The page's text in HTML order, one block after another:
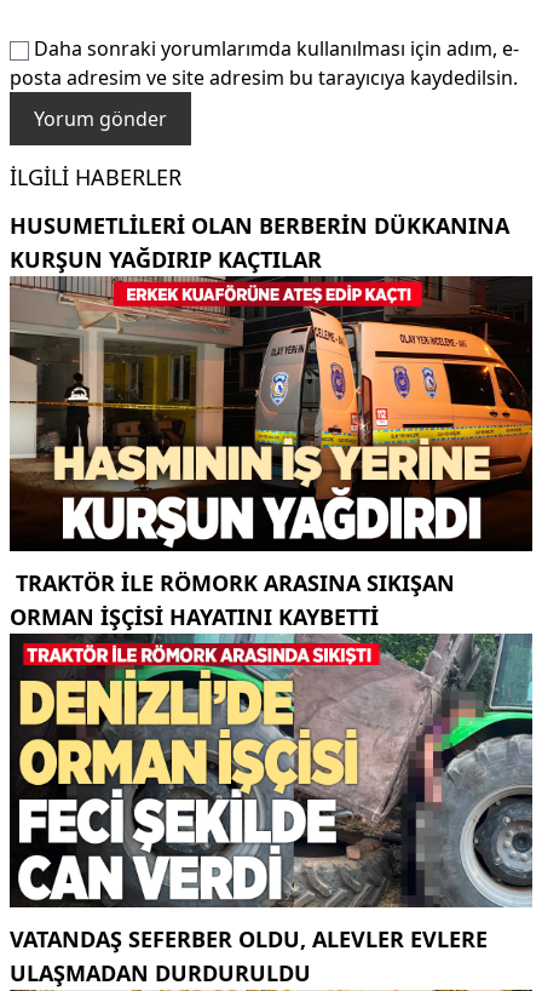
Daha sonraki yorumlarımda kullanılması için adım, e-
posta adresim ve site adresim bu tarayıcıya kaydedilsin.
İLGILI HABERLER
HUSUMETLILERI OLAN BERBERIN DÜKKANINA
KURŞUN YAĞDIRIP KAÇTILAR
TRAKTÖR ILE RÖMORK ARASINA SIKIŞAN
ORMAN IŞÇISI HAYATINI KAYBETTI
VATANDAŞ SEFERBER OLDU, ALEVLER EVLERE
ULAŞMADAN DURDURULDU